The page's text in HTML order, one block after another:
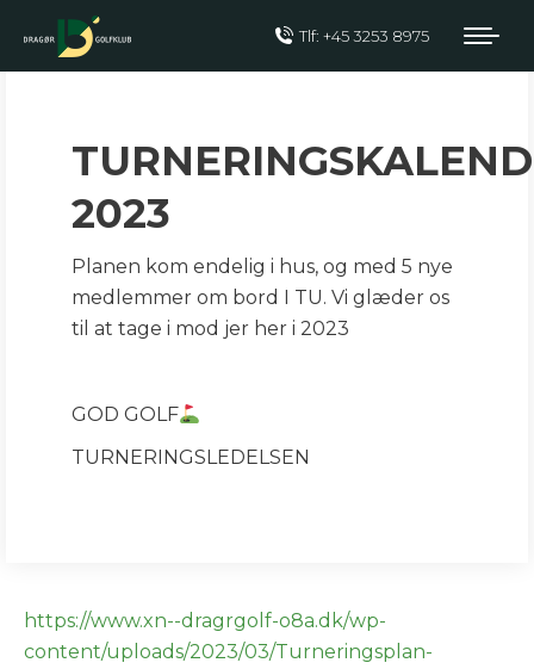
Tlf: +45 3253 8975
2023
2023
Planen kom endelig i hus, og med 5 nye
medlemmer om bord I TU. Vi glæder os
til at tage i mod jer her i 2023
GOD GOLF
TURNERINGSLEDELSEN
https://www.xn--dragrgolf-o8a.dk/wp-
content/uploads/2023/03/Turneringsplan-